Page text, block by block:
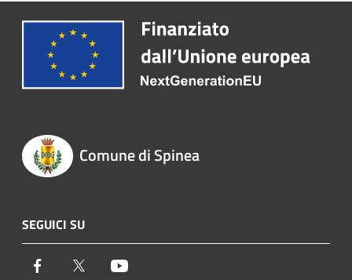
Comune di Spinea
SEGUICI SU
Facebook Twitter